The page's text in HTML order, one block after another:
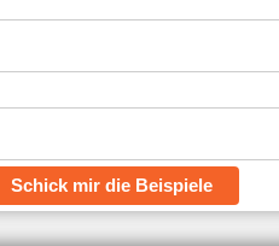
Schick mir die Beispiele